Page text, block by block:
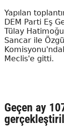
Yapılan
DEM Parti Eş
Tülay
Sancar ile
Meclis'e gitti.
Geçen ay